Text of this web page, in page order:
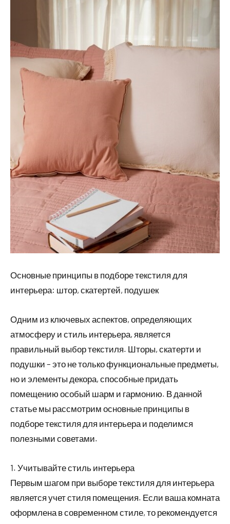
Основные принципы в подборе текстиля для
интерьера: штор, скатертей, подушек
Одним из ключевых аспектов, определяющих
атмосферу и стиль интерьера, является
правильный выбор текстиля. Шторы, скатерти и
подушки – это не только функциональные предметы,
но и элементы декора, способные придать
помещению особый шарм и гармонию. В данной
статье мы рассмотрим основные принципы в
подборе текстиля для интерьера и поделимся
полезными советами.
1. Учитывайте стиль интерьера
Первым шагом при выборе текстиля для интерьера
является учет стиля помещения. Если ваша комната
оформлена в современном стиле, то рекомендуется